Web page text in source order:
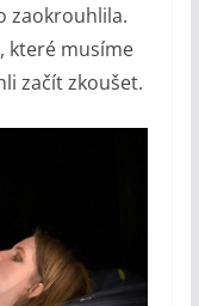
zaokrouhlila.
které musíme
začít zkoušet.